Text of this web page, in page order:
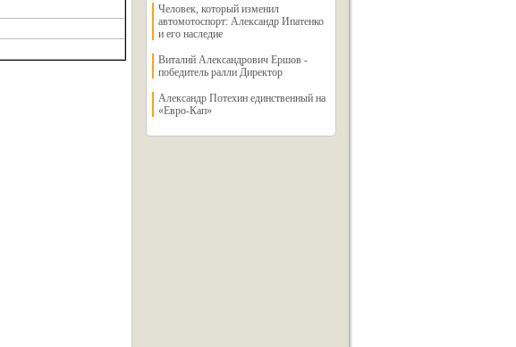
Человек, который изменил
автомотоспорт: Александр Ипатенко
и его наследие
Виталий Александрович Ершов -
победитель ралли Директор
Александр Потехин единственный на
«Евро-Кап»